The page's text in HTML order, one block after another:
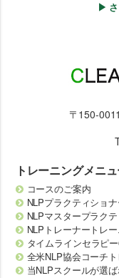
▶ さ
〒150-
トレーニングメニ
コースのご案内
NLPプラクティショ
NLPマスタープラク
NLPトレーナートレ
タイムラインセラピ
全米NLP協会コーチ
当NLPスクールが選